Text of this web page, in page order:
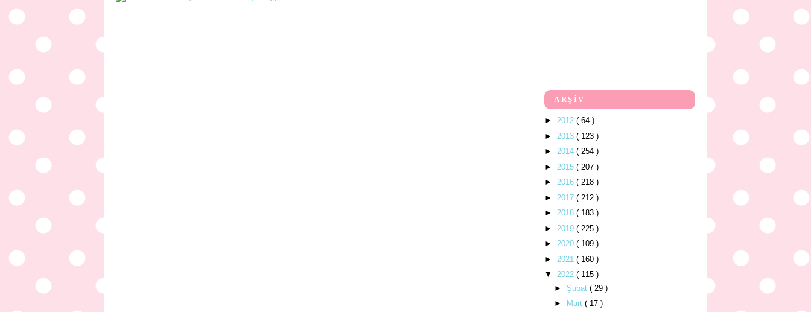
ARŞİV
► 2012 ( 64 )
► 2013 ( 123 )
► 2014 ( 254 )
► 2015 ( 207 )
► 2016 ( 218 )
► 2017 ( 212 )
► 2018 ( 183 )
► 2019 ( 225 )
► 2020 ( 109 )
► 2021 ( 160 )
▼ 2022 ( 115 )
► Şubat ( 29 )
►
Mart ( 17 )